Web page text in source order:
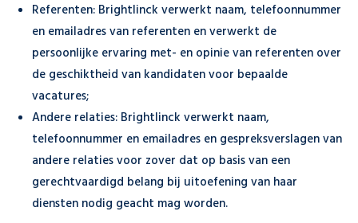
Referenten: Brightlinck verwerkt naam, telefoonnummer
en emailadres van referenten en verwerkt de
persoonlijke ervaring met- en opinie van referenten over
de geschiktheid van kandidaten voor bepaalde
vacatures;
Andere relaties: Brightlinck verwerkt naam,
telefoonnummer en emailadres en gespreksverslagen van
andere relaties voor zover dat op basis van een
gerechtvaardigd belang bij uitoefening van haar
diensten nodig geacht mag worden.